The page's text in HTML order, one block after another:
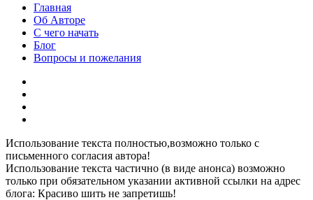
Главная
Об Авторе
С чего начать
Блог
Вопросы и пожелания
Использование текста полностью,возможно только с
письменного согласия автора!
Использование текста частично (в виде анонса) возможно
только при обязательном указании активной ссылки на адрес
блога: Красиво шить не запретишь!